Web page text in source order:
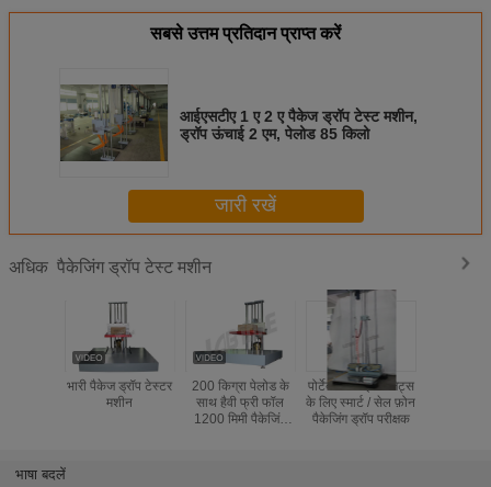
सबसे उत्तम प्रतिदान प्राप्त करें
आईएसटीए 1 ए 2 ए पैकेज ड्रॉप टेस्ट मशीन,
ड्रॉप ऊंचाई 2 एम, पेलोड 85 किलो
जारी रखें
अधिक पैकेजिंग ड्रॉप टेस्ट मशीन
भारी पैकेज ड्रॉप टेस्टर
मशीन
200 किग्रा पेलोड के
साथ हैवी फ्री फॉल
1200 मिमी पैकेजिंग
पोर्टेबल मोबाइल गैजेट्स
के लिए स्मार्ट / सेल फ़ोन
पैकेजिंग ड्रॉप परीक्षक
भाषा बदलें